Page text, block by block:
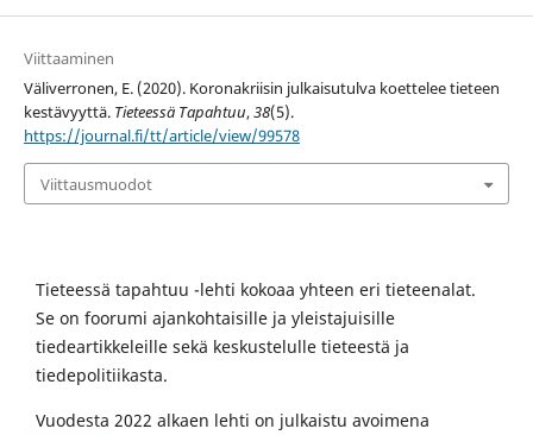
Viittaaminen
Väliverronen, E. (2020). Koronakriisin julkaisutulva koettelee tieteen
kestävyyttä. Tieteessä Tapahtuu,38(5).
https://journal.fi/tt/article/view/99578
Viittausmuodot
Tieteessä tapahtuu -lehti kokoaa yhteen eri tieteenalat.
Se on foorumi ajankohtaisille ja yleistajuisille
tiedeartikkeleille sekä keskustelulle tieteestä ja
tiedepolitiikasta.
Vuodesta 2022 alkaen lehti on julkaistu avoimena